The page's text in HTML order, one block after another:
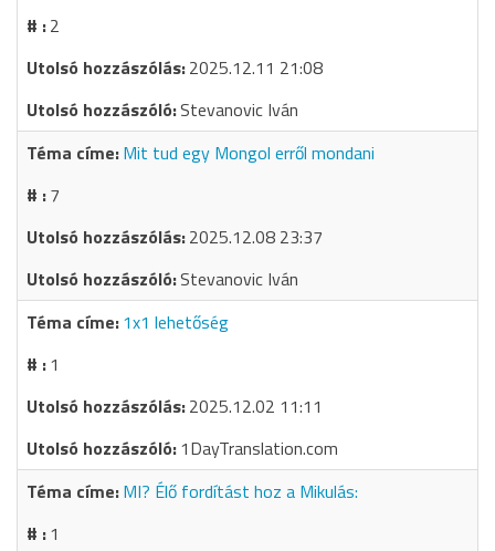
2
2025.12.11 21:08
Stevanovic Iván
Mit tud egy Mongol erről mondani
7
2025.12.08 23:37
Stevanovic Iván
1x1 lehetőség
1
2025.12.02 11:11
1DayTranslation.com
MI? Élő fordítást hoz a Mikulás:
1